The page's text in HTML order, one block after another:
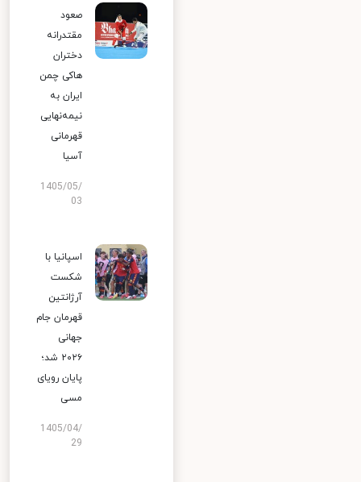
صعود
مقتدرانه
دختران
هاکی چمن
ایران به
نیمه‌نهایی
قهرمانی
آسیا
1405/05/
03
اسپانیا با
شکست
آرژانتین
قهرمان جام
جهانی
۲۰۲۶ شد؛
پایان رویای
مسی
1405/04/
29